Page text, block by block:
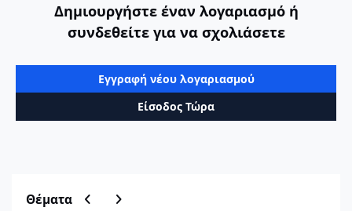
Δημιουργήστε έναν λογαριασμό ή
συνδεθείτε για να σχολιάσετε
Εγγραφή νέου λογαριασμού
Είσοδος Τώρα
Θέματα Previous carousel slide
Next carousel slide